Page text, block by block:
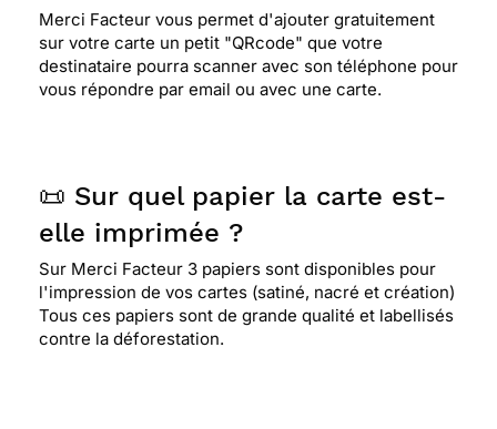
Merci Facteur vous permet d'ajouter gratuitement
sur votre carte un petit "QRcode" que votre
destinataire pourra scanner avec son téléphone pour
vous répondre par email ou avec une carte.
📜 Sur quel papier la carte est-
elle imprimée ?
Sur Merci Facteur 3 papiers sont disponibles pour
l'impression de vos cartes (satiné, nacré et création)
Tous ces papiers sont de grande qualité et labellisés
contre la déforestation.